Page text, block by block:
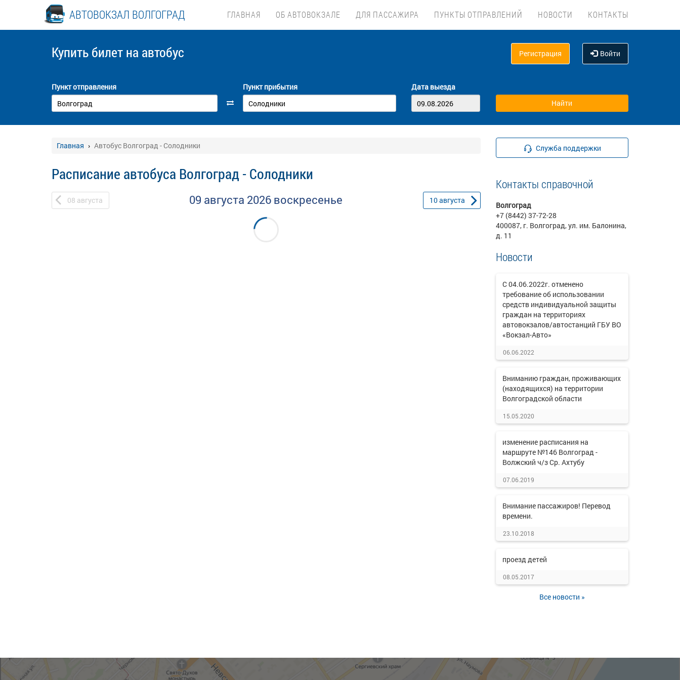
АВТОВОКЗАЛ ВОЛГОГРАД ГЛАВНАЯ ОБ АВТОВОКЗАЛЕ ДЛЯ ПАССАЖИРА ПУНКТЫ ОТПРАВЛЕНИЙ НОВОСТИ КОНТАКТЫ
Купить билет на автобус Регистрация Войти
Пункт отправления Пункт прибытия Дата выезда
Главная Автобус Волгоград - Солодники
Расписание автобуса Волгоград - Солодники
08 августа 09 августа 2026 воскресенье 10августа
Служба поддержки
Контакты справочной
Волгоград
+7 (8442) 37-72-28
400087, г. Волгоград, ул. им. Балонина,
д. 11
Новости
С 04.06.2022г. отменено
требование об использовании
средств индивидуальной защиты
граждан на территориях
автовокзалов/автостанций ГБУ ВО
«Вокзал-Авто»
06.06.2022
Вниманию граждан, проживающих
(находящихся) на территории
Волгоградской области
15.05.2020
изменение расписания на
маршруте №146 Волгоград -
Волжский ч/з Ср. Ахтубу
07.06.2019
Внимание пассажиров! Перевод
времени.
23.10.2018
проезд детей
08.05.2017
Все новости »